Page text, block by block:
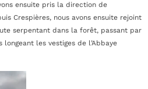
ensuite pris la direction de
Crespières, nous avons ensuite rejoint
serpentant dans la forêt, passant par
les vestiges de l’Abbaye